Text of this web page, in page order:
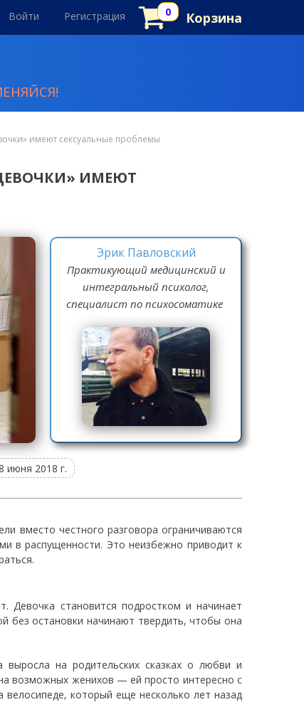
Войти Регистрация Корзина
имеют сексуальные проблемы
ИМЕЮТ
Эрик Павловский
Практикующий медицинский и
интегральный психолог,
специалист по психосоматике
июня 2018 г.
вместо честного разговора ограничиваются
в распущенности. Это неизбежно приводит к
Девочка становится подростком и начинает
без остановки начинают твердить, чтобы она
на родительских сказках о любви и
возможных женихов — ей просто интересно с
который еще несколько лет назад